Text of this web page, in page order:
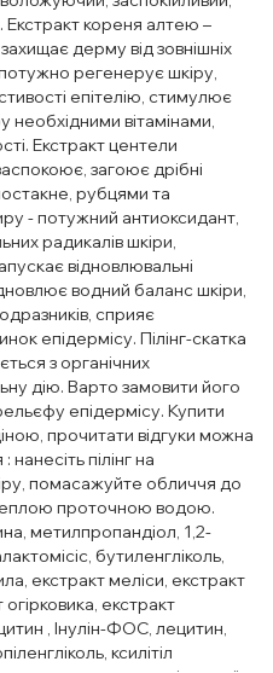
кореня алтею –
дерму від зовнішніх
регенерує шкіру,
епітелію, стимулює
необхідними вітамінами,
Екстракт центели
загоює дрібні
рубцями та
- потужний антиоксидант,
радикалів шкіри,
відновлювальні
водний баланс шкіри,
сприяє
епідермісу. Пілінг-скатка
з органічних
дію. Варто замовити його
епідермісу. Купити
прочитати відгуки можна
пілінг на
помасажуйте обличчя до
проточною водою.
метилпропандіол, 1,2-
бутиленгліколь,
екстракт меліси, екстракт
екстракт
, Інулін-ФОС, лецитин,
ксилітіл